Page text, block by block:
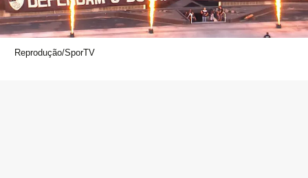
Reprodução/SporTV